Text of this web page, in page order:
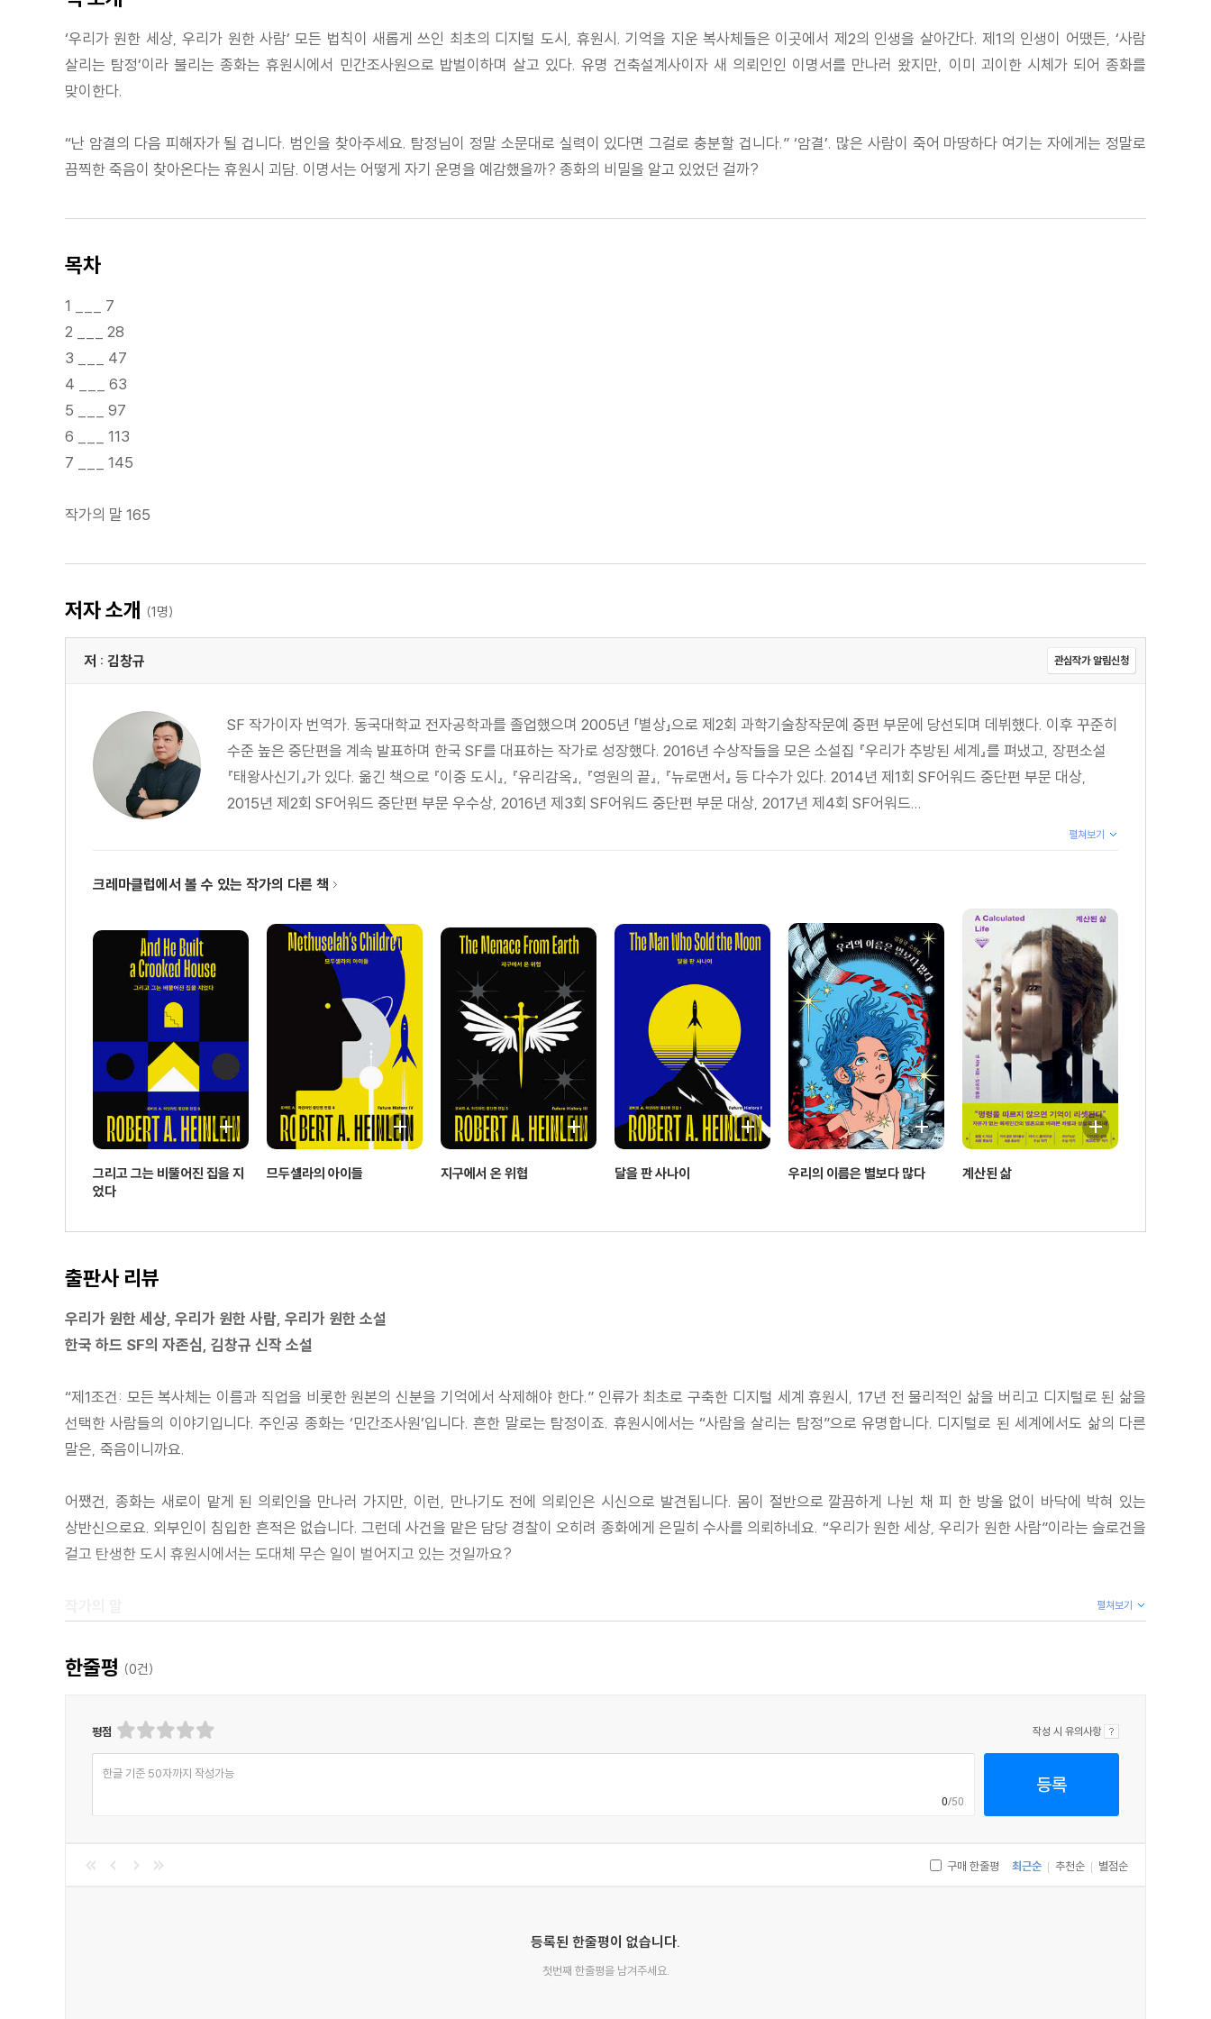
‘우리가 원한 세상, 우리가 원한 사람’ 모든 법칙이 새롭게 쓰인 최초의 디지털 도시, 휴원시. 기억을 지운 복사체들은 이곳에서 제2의 인생을 살아간다. 제1의 인생이 어땠든, ‘사람
살리는 탐정’이라 불리는 종화는 휴원시에서 민간조사원으로 밥벌이하며 살고 있다. 유명 건축설계사이자 새 의뢰인인 이명서를 만나러 왔지만, 이미 괴이한 시체가 되어 종화를
맞이한다.
“난 암결의 다음 피해자가 될 겁니다. 범인을 찾아주세요. 탐정님이 정말 소문대로 실력이 있다면 그걸로 충분할 겁니다.” ‘암결’. 많은 사람이 죽어 마땅하다 여기는 자에게는 정말로
끔찍한 죽음이 찾아온다는 휴원시 괴담. 이명서는 어떻게 자기 운명을 예감했을까? 종화의 비밀을 알고 있었던 걸까?
목차
1 ___ 7
2 ___ 28
3 ___ 47
4 ___ 63
5 ___ 97
6 ___ 113
7 ___ 145
작가의 말 165
저자 소개 (1명)
저 : 김창규 관심작가 알림신청
SF 작가이자 번역가. 동국대학교 전자공학과를 졸업했으며 2005년 「별상」으로 제2회 과학기술창작문예 중편 부문에 당선되며 데뷔했다. 이후 꾸준히
수준 높은 중단편을 계속 발표하며 한국 SF를 대표하는 작가로 성장했다. 2016년 수상작들을 모은 소설집 『우리가 추방된 세계』를 펴냈고, 장편소설
『태왕사신기』가 있다. 옮긴 책으로 『이중 도시』, 『유리감옥』, 『영원의 끝』, 『뉴로맨서』 등 다수가 있다. 2014년 제1회 SF어워드 중단편 부문 대상,
2015년 제2회 SF어워드 중단편 부문 우수상, 2016년 제3회 SF어워드 중단편 부문 대상, 2017년 제4회 SF어워드...
펼쳐보기
크레마클럽에서 볼 수 있는 작가의 다른 책
그리고 그는 비뚤어진 집을 지
었다
므두셀라의 아이들 지구에서 온 위협 달을 판 사나이 우리의 이름은 별보다 많다 계산된 삶
출판사 리뷰
우리가 원한 세상, 우리가 원한 사람, 우리가 원한 소설
한국 하드 SF의 자존심, 김창규 신작 소설
“제1조건: 모든 복사체는 이름과 직업을 비롯한 원본의 신분을 기억에서 삭제해야 한다.” 인류가 최초로 구축한 디지털 세계 휴원시, 17년 전 물리적인 삶을 버리고 디지털로 된 삶을
선택한 사람들의 이야기입니다. 주인공 종화는 ‘민간조사원’입니다. 흔한 말로는 탐정이죠. 휴원시에서는 “사람을 살리는 탐정”으로 유명합니다. 디지털로 된 세계에서도 삶의 다른
말은, 죽음이니까요.
어쨌건, 종화는 새로이 맡게 된 의뢰인을 만나러 가지만, 이런, 만나기도 전에 의뢰인은 시신으로 발견됩니다. 몸이 절반으로 깔끔하게 나뉜 채 피 한 방울 없이 바닥에 박혀 있는
상반신으로요. 외부인이 침입한 흔적은 없습니다. 그런데 사건을 맡은 담당 경찰이 오히려 종화에게 은밀히 수사를 의뢰하네요. “우리가 원한 세상, 우리가 원한 사람”이라는 슬로건을
걸고 탄생한 도시 휴원시에서는 도대체 무슨 일이 벌어지고 있는 것일까요?
이번 글은 제 단편 〈복원〉에 이어서 이른바 ‘특수설정 추리물’의 틀을 두 번째로 빌렸습니다. 특수설정 추리물은 논리와 비밀의 상대적인 무게 조절에 성패가 달려 있는데, 〈푸른 절벽〉
옮겨보겠습니다. - 김창규
펼쳐보기
한줄평 (0건)
평점 작성 시 유의사항
한글 기준 50자까지 작성가능
0/50
등록
구매 한줄평 최근순 추천순 별점순
등록된 한줄평이 없습니다.
첫번째 한줄평을 남겨주세요.